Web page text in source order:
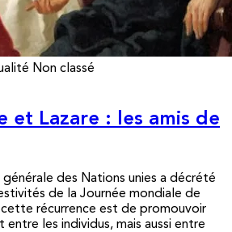
Non classé
et Lazare : les amis de
générale des Nations unies a décrété
de la Journée mondiale de
cette récurrence est de promouvoir
entre les individus, mais aussi entre